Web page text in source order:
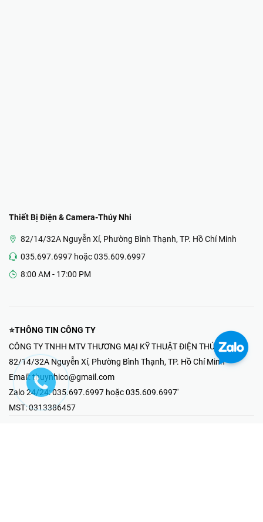
Thiết Bị Điện & Camera-Thúy Nhi
82/14/32A Nguyễn Xí, Phường Bình Thạnh, TP. Hồ Chí Minh
035.697.6997 hoặc 035.609.6997
8:00 AM - 17:00 PM
⭐THÔNG TIN CÔNG TY
CÔNG TY TNHH MTV THƯƠNG MẠI KỸ THUẬT ĐIỆN THÚY NHI
82/14/32A Nguyễn Xí, Phường Bình Thạnh, TP. Hồ Chí Minh
Email: thuynhico@gmail.com
Zalo 24/24:035.697.6997 hoặc 035.609.6997'
MST:0313386457